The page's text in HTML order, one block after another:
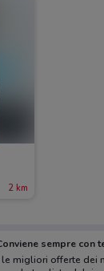
2 km
sempre con
le migliori offerte dei